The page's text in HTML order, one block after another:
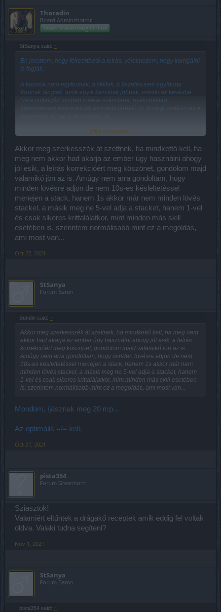
Thoradin
Board Administrator
Team Drakensang Online
StSanya said: ↑
Én jeleztem, hogy félreérthető a leírás, vélelmezem, hogy korrigálni
is fogják.
A kasztok nem egyformák, a skillek, a kezelés sem egyforma.
Vannak tárgyak, amik egyik kasztnak jobbak, másiknak kevésbé...
Ha a pötyögőd minden lövése számítana, gyakorlatilag
folyamatosan lenne aurád, ami nem járható út. Amúgy vadásznak a
S a két Gwenfara tárgyat (fegyó + másodkéz) együtt kell viselni + a
Click to expand...
Akkor meg szerkesszék át szettnek, ha mindkettő kell, ha
meg nem akkor had akarja az ember úgy használni ahogy
jól esik, a leírás korrekcióért meg köszönet, gondolom majd
valamikó jön az is. Amúgy nem arra gondoltam, hogy
minden lövésre adjon de nem 10s-es késleltetéssel
menejen a stack, hanem 1s akkor már nem minden lövés
stackel, a másik meg ne 5-vel adja a stacket, hanem 1-vel
és csak sikeres krittalálatkor, mint minden más skill
esetében is, szerintem normálisabb mint ez a megoldás,
ami most van...
Oct 27, 2021
StSanya
Forum Baron
Bundin said: ↑
Akkor meg szerkesszék át szettnek, ha mindkettő kell, ha meg nem
akkor had akarja az ember úgy használni ahogy jól esik, a leírás
korrekcióért meg köszönet, gondolom majd valamikó jön az is.
Amúgy nem arra gondoltam, hogy minden lövésre adjon de nem
10s-es késleltetéssel menejen a stack, hanem 1s akkor már nem
minden lövés stackel, a másik meg ne 5-vel adja a stacket, hanem
1-vel és csak sikeres krittalálatkor, mint minden más skill esetében
is, szerintem normálisabb mint ez a megoldás, ami most van...
Mondom, íjásznak meg 20 mp...
Az optimális =/= kell.
Oct 27, 2021
pista354
Forum Greenhorn
Sziasztok!
Valamiért eltűntek a drágakő receptek amik eddig fel voltak
oldva. Valaki tudna segíteni?
Nov 1, 2021
StSanya
Forum Baron
pista354 said: ↑